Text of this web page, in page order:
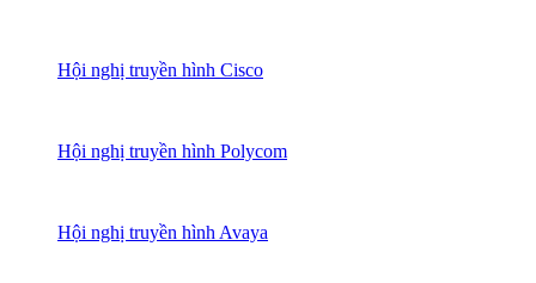
Hội nghị truyền hình Cisco
Hội nghị truyền hình Polycom
Hội nghị truyền hình Avaya